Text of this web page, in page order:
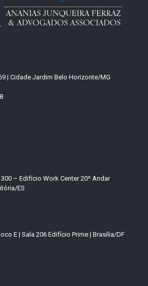
| Cidade Jardim Belo Horizonte/MG
– Edifício Work Center 20º Andar
ES
E | Sala 206 Edifício Prime | Brasília/DF